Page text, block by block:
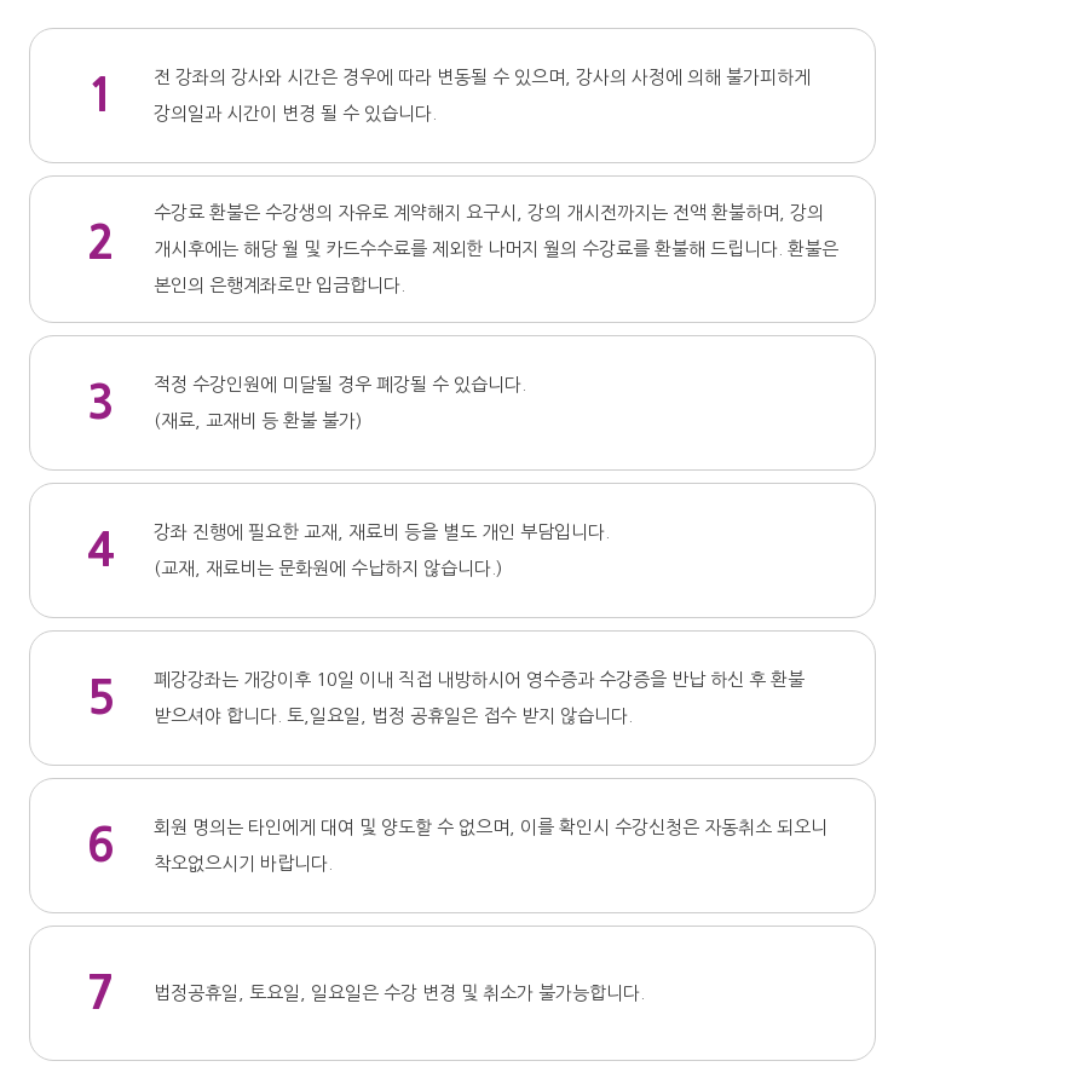
1
전 강좌의 강사와 시간은 경우에 따라 변동될 수 있으며, 강사의 사정에 의해 불가피하게
강의일과 시간이 변경 될 수 있습니다.
2
수강료 환불은 수강생의 자유로 계약해지 요구시, 강의 개시전까지는 전액 환불하며, 강의
개시후에는 해당 월 및 카드수수료를 제외한 나머지 월의 수강료를 환불해 드립니다. 환불은
본인의 은행계좌로만 입금합니다.
3
적정 수강인원에 미달될 경우 폐강될 수 있습니다.
(재료, 교재비 등 환불 불가)
4
강좌 진행에 필요한 교재, 재료비 등을 별도 개인 부담입니다.
(교재, 재료비는 문화원에 수납하지 않습니다.)
5
폐강강좌는 개강이후 10일 이내 직접 내방하시어 영수증과 수강증을 반납 하신 후 환불
받으셔야 합니다. 토,일요일, 법정 공휴일은 접수 받지 않습니다.
6
회원 명의는 타인에게 대여 및 양도할 수 없으며, 이를 확인시 수강신청은 자동취소 되오니
착오없으시기 바랍니다.
7 법정공휴일, 토요일, 일요일은 수강 변경 및 취소가 불가능합니다.